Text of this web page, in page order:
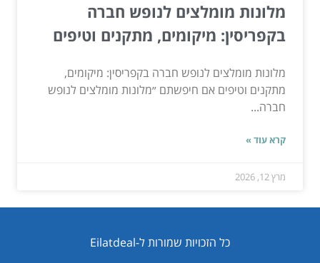
מלונות מומלצים לנופש חברה
בקפריסין: מיקומים, מתקנים וטיפים
מלונות מומלצים לנופש חברה בקפריסין: מיקומים,
מתקנים וטיפים אם חיפשתם ״מלונות מומלצים לנופש
חברה...
קרא עוד »
מרץ 12, 2026
כל הזכויות שמורות ל-Eilatdeal